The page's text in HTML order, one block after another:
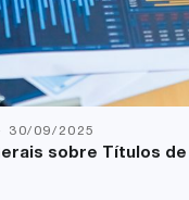
30/09/2025
sobre Títulos de